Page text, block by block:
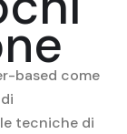
based come
tecniche di